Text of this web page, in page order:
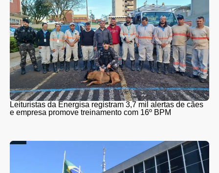
Leituristas da Energisa registram 3,7 mil alertas de cães
e empresa promove treinamento com 16º BPM